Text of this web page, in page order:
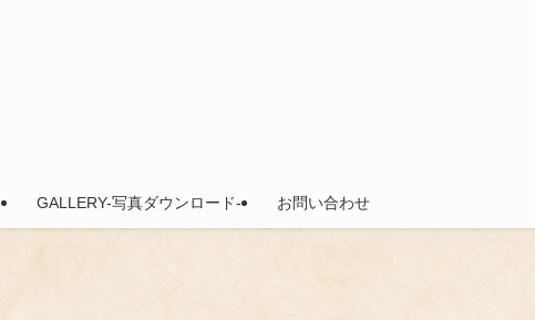
GALLERY-写真ダウンロード- お問い合わせ